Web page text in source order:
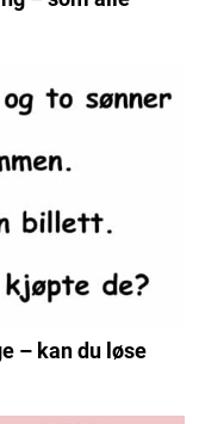
– kan du løse